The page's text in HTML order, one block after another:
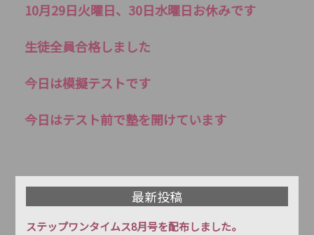
10月29日火曜日、30日水曜日お休みです
生徒全員合格しました
今日は模擬テストです
今日はテスト前で塾を開けています
最新投稿
ステップワンタイムス8月号を配布しました。